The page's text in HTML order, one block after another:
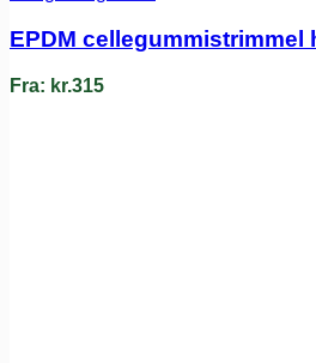
EPDM cellegummistrimmel
Fra: kr.315